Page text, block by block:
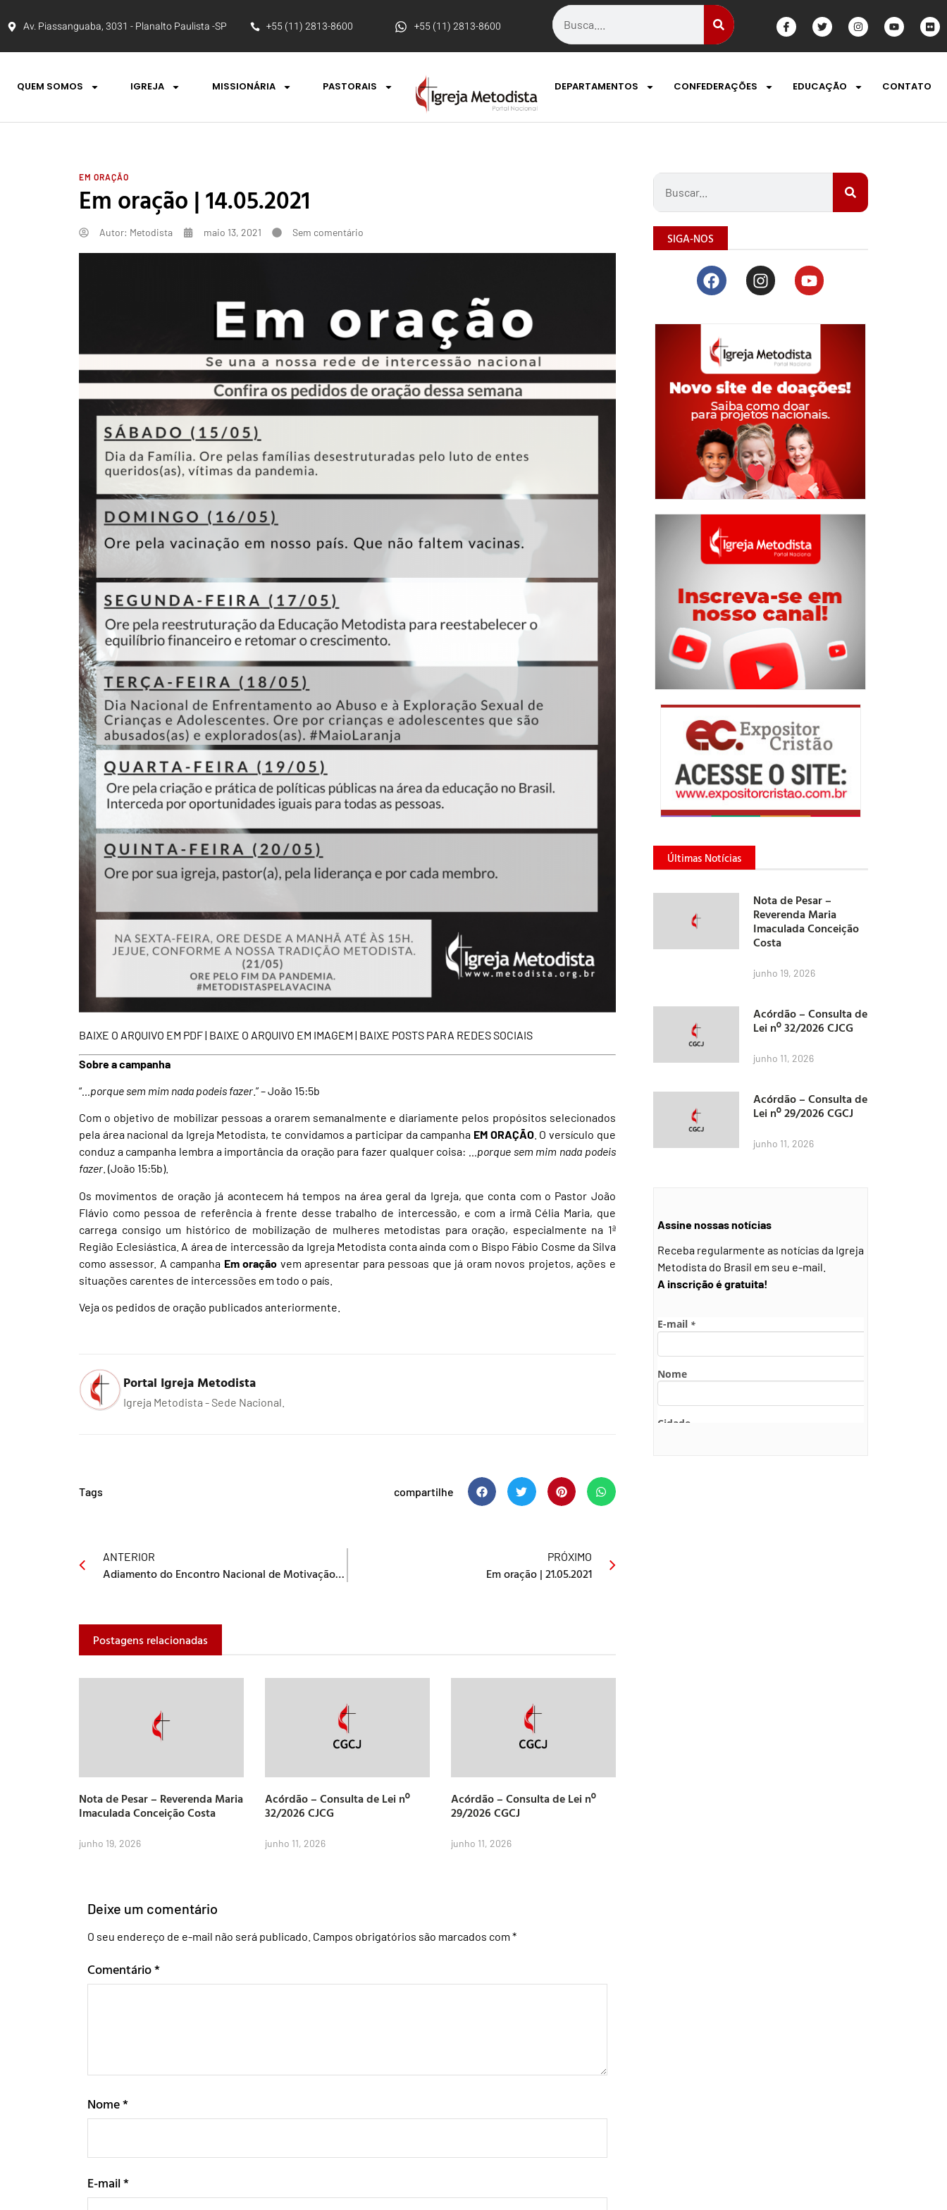
Av. Piassanguaba, 3031 - Planalto Paulista -SP +55 (11) 2813-8600 +55 (11) 2813-8600
QUEM SOMOS IGREJA MISSIONÁRIA PASTORAIS DEPARTAMENTOS CONFEDERAÇÕES EDUCAÇÃO CONTATO
EM ORAÇÃO
Em oração | 14.05.2021
Autor: Metodista maio 13, 2021 Sem comentário
BAIXE O ARQUIVO EM PDF| BAIXE O ARQUIVO EM IMAGEM | BAIXE POSTS PARA REDES SOCIAIS
Sobre a campanha
“…porque sem mim nada podeis fazer .” – João 15:5b
Com o objetivo de mobilizar pessoas a orarem semanalmente e diariamente pelos propósitos selecionados
pela área nacional da Igreja Metodista, te convidamos a participar da campanha EM ORAÇÃO. O versículo que
conduz a campanha lembra a importância da oração para fazer qualquer coisa:
…porque sem mim nada podeis
fazer . (João 15:5b).
Os movimentos de oração já acontecem há tempos na área geral da Igreja, que conta com o Pastor João
Flávio como pessoa de referência à frente desse trabalho de intercessão, e com a irmã Célia Maria, que
carrega consigo um histórico de mobilização de mulheres metodistas para oração, especialmente na 1ª
Região Eclesiástica. A área de intercessão da Igreja Metodista conta ainda com o Bispo Fábio Cosme da Silva
como assessor. A campanha Em oração vem apresentar para pessoas que já oram novos projetos, ações e
situações carentes de intercessões em todo o país.
Veja os pedidos de oração publicados anteriormente.
Portal Igreja Metodista
Igreja Metodista - Sede Nacional.
Tags compartilhe
ANTERIOR
Adiamento do Encontro Nacional de Motivação Missionária
PRÓXIMO
Em oração | 21.05.2021
Postagens relacionadas
Nota de Pesar – Reverenda Maria
Imaculada Conceição Costa
junho 19, 2026
Acórdão – Consulta de Lei nº
32/2026 CJCG
junho 11, 2026
Acórdão – Consulta de Lei nº
29/2026 CGCJ
junho 11, 2026
Deixe um comentário
O seu endereço de e-mail não será publicado. Campos obrigatórios são marcados com *
Comentário*
Nome*
E-mail*
SIGA-NOS
Últimas Notícias
Nota de Pesar –
Reverenda Maria
Imaculada Conceição
Costa
junho 19, 2026
Acórdão – Consulta de
Lei nº 32/2026 CJCG
junho 11, 2026
Acórdão – Consulta de
Lei nº 29/2026 CGCJ
junho 11, 2026
Assine nossas notícias
Receba regularmente as notícias da Igreja
Metodista do Brasil em seu e-mail.
A inscrição é gratuita!